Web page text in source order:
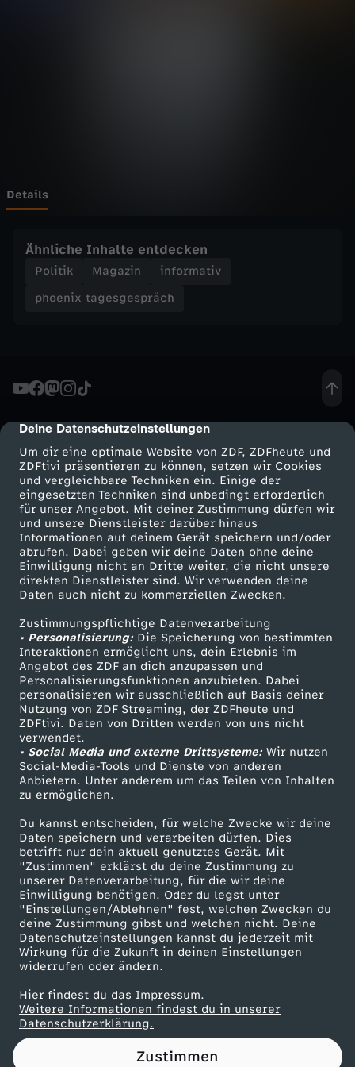
cmp-dialog-description
Deine Datenschutzeinstellungen
Um dir eine optimale Website von ZDF, ZDFheute und
ZDFtivi präsentieren zu können, setzen wir Cookies
und vergleichbare Techniken ein. Einige der
eingesetzten Techniken sind unbedingt erforderlich
für unser Angebot. Mit deiner Zustimmung dürfen wir
und unsere Dienstleister darüber hinaus
Informationen auf deinem Gerät speichern und/oder
abrufen. Dabei geben wir deine Daten ohne deine
Einwilligung nicht an Dritte weiter, die nicht unsere
direkten Dienstleister sind. Wir verwenden deine
Daten auch nicht zu kommerziellen Zwecken.
Zustimmungspflichtige Datenverarbeitung
• Personalisierung:Die Speicherung von bestimmten
Interaktionen ermöglicht uns, dein Erlebnis im
Angebot des ZDF an dich anzupassen und
Personalisierungsfunktionen anzubieten. Dabei
personalisieren wir ausschließlich auf Basis deiner
Nutzung von ZDF Streaming, der ZDFheute und
ZDFtivi. Daten von Dritten werden von uns nicht
verwendet.
• Social Media und externe Drittsysteme:Wir nutzen
Social-Media-Tools und Dienste von anderen
Anbietern. Unter anderem um das Teilen von Inhalten
zu ermöglichen.
Du kannst entscheiden, für welche Zwecke wir deine
Daten speichern und verarbeiten dürfen. Dies
betrifft nur dein aktuell genutztes Gerät. Mit
"Zustimmen" erklärst du deine Zustimmung zu
unserer Datenverarbeitung, für die wir deine
Einwilligung benötigen. Oder du legst unter
"Einstellungen/Ablehnen" fest, welchen Zwecken du
deine Zustimmung gibst und welchen nicht. Deine
Datenschutzeinstellungen kannst du jederzeit mit
Wirkung für die Zukunft in deinen Einstellungen
widerrufen oder ändern.
Hier findest du das Impressum.
Weitere Informationen findest du in unserer
Datenschutzerklärung.
Zustimmen
g
s
ä
c
h
-
C
h
i
n
a
u
n
d
U
S
A
:
"
E
Details
Ähnliche Inhalte entdecken
Politik Magazin
informativ
phoenix tagesgespräch
Mehr ZDF
ZDF-Apps
Smart TV
ZDFtext
Livestreams
Sendungen A-Z
TV-Programm
Service
ZDFmitreden
Kontakt zum ZDF
Tickets
Zuschauerservice
Hilfe
ZDF Unternehmen
Karriere
ZDF goes Schule
Werbefernsehen
Mainzelmännchen
Partner